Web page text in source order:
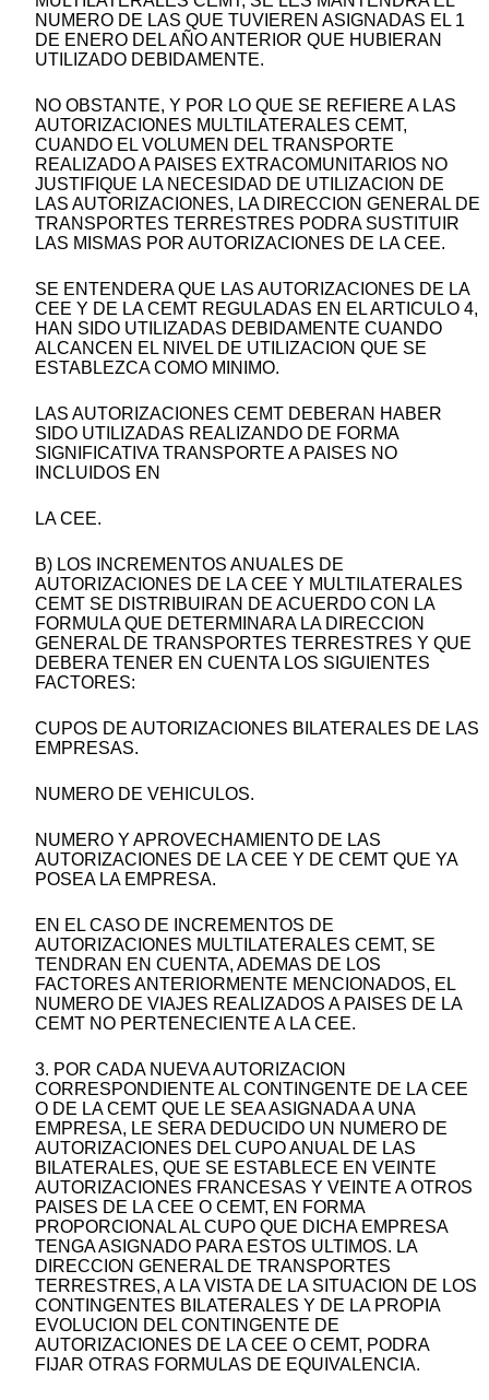
NUMERO DE LAS QUE TUVIEREN ASIGNADAS EL 1
DE ENERO DEL AÑO ANTERIOR QUE HUBIERAN
UTILIZADO DEBIDAMENTE.
NO OBSTANTE, Y POR LO QUE SE REFIERE A LAS
AUTORIZACIONES MULTILATERALES CEMT,
CUANDO EL VOLUMEN DEL TRANSPORTE
REALIZADO A PAISES EXTRACOMUNITARIOS NO
JUSTIFIQUE LA NECESIDAD DE UTILIZACION DE
LAS AUTORIZACIONES, LA DIRECCION GENERAL DE
TRANSPORTES TERRESTRES PODRA SUSTITUIR
LAS MISMAS POR AUTORIZACIONES DE LA CEE.
SE ENTENDERA QUE LAS AUTORIZACIONES DE LA
CEE Y DE LA CEMT REGULADAS EN EL ARTICULO 4,
HAN SIDO UTILIZADAS DEBIDAMENTE CUANDO
ALCANCEN EL NIVEL DE UTILIZACION QUE SE
ESTABLEZCA COMO MINIMO.
LAS AUTORIZACIONES CEMT DEBERAN HABER
SIDO UTILIZADAS REALIZANDO DE FORMA
SIGNIFICATIVA TRANSPORTE A PAISES NO
INCLUIDOS EN
LA CEE.
B) LOS INCREMENTOS ANUALES DE
AUTORIZACIONES DE LA CEE Y MULTILATERALES
CEMT SE DISTRIBUIRAN DE ACUERDO CON LA
FORMULA QUE DETERMINARA LA DIRECCION
GENERAL DE TRANSPORTES TERRESTRES Y QUE
DEBERA TENER EN CUENTA LOS SIGUIENTES
FACTORES:
CUPOS DE AUTORIZACIONES BILATERALES DE LAS
EMPRESAS.
NUMERO DE VEHICULOS.
NUMERO Y APROVECHAMIENTO DE LAS
AUTORIZACIONES DE LA CEE Y DE CEMT QUE YA
POSEA LA EMPRESA.
EN EL CASO DE INCREMENTOS DE
AUTORIZACIONES MULTILATERALES CEMT, SE
TENDRAN EN CUENTA, ADEMAS DE LOS
FACTORES ANTERIORMENTE MENCIONADOS, EL
NUMERO DE VIAJES REALIZADOS A PAISES DE LA
CEMT NO PERTENECIENTE A LA CEE.
3. POR CADA NUEVA AUTORIZACION
CORRESPONDIENTE AL CONTINGENTE DE LA CEE
O DE LA CEMT QUE LE SEA ASIGNADA A UNA
EMPRESA, LE SERA DEDUCIDO UN NUMERO DE
AUTORIZACIONES DEL CUPO ANUAL DE LAS
BILATERALES, QUE SE ESTABLECE EN VEINTE
AUTORIZACIONES FRANCESAS Y VEINTE A OTROS
PAISES DE LA CEE O CEMT, EN FORMA
PROPORCIONAL AL CUPO QUE DICHA EMPRESA
TENGA ASIGNADO PARA ESTOS ULTIMOS. LA
DIRECCION GENERAL DE TRANSPORTES
TERRESTRES, A LA VISTA DE LA SITUACION DE LOS
CONTINGENTES BILATERALES Y DE LA PROPIA
EVOLUCION DEL CONTINGENTE DE
AUTORIZACIONES DE LA CEE O CEMT, PODRA
FIJAR OTRAS FORMULAS DE EQUIVALENCIA.